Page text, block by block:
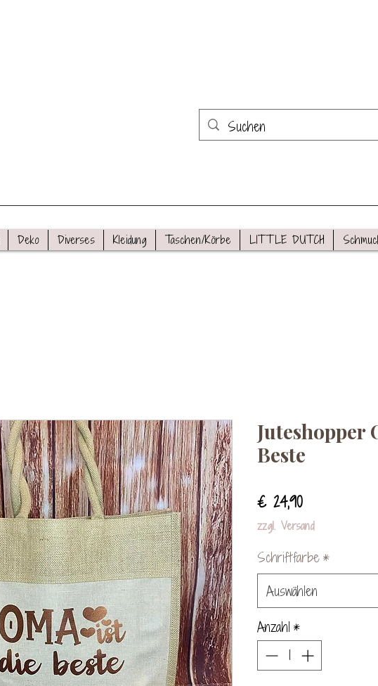
Deko Diverses Kleidung Taschen/Körbe LITTLE DUTCH
Juteshopper
Beste
€ 24,90Preis
zzgl. Versand
Schriftfarbe*
Auswählen
Anzahl *